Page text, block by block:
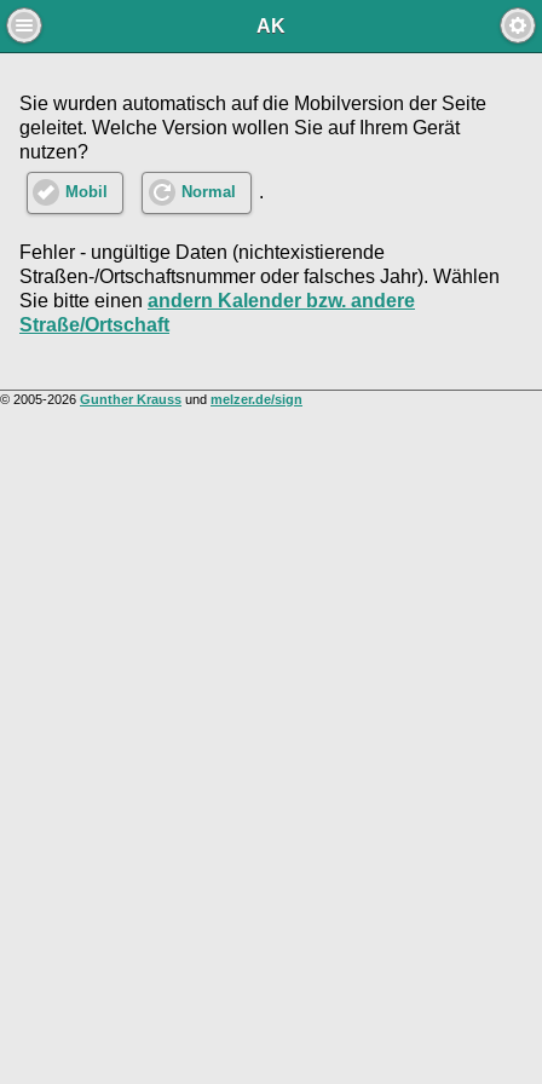
AK
Sie wurden automatisch auf die Mobilversion der Seite
geleitet. Welche Version wollen Sie auf Ihrem Gerät
nutzen?
Mobil Normal .
Fehler - ungültige Daten (nichtexistierende
Straßen-/Ortschaftsnummer oder falsches Jahr). Wählen
Sie bitte einen andern Kalender bzw. andere
Straße/Ortschaft
© 2005-2026 Gunther Krauss und melzer.de/sign